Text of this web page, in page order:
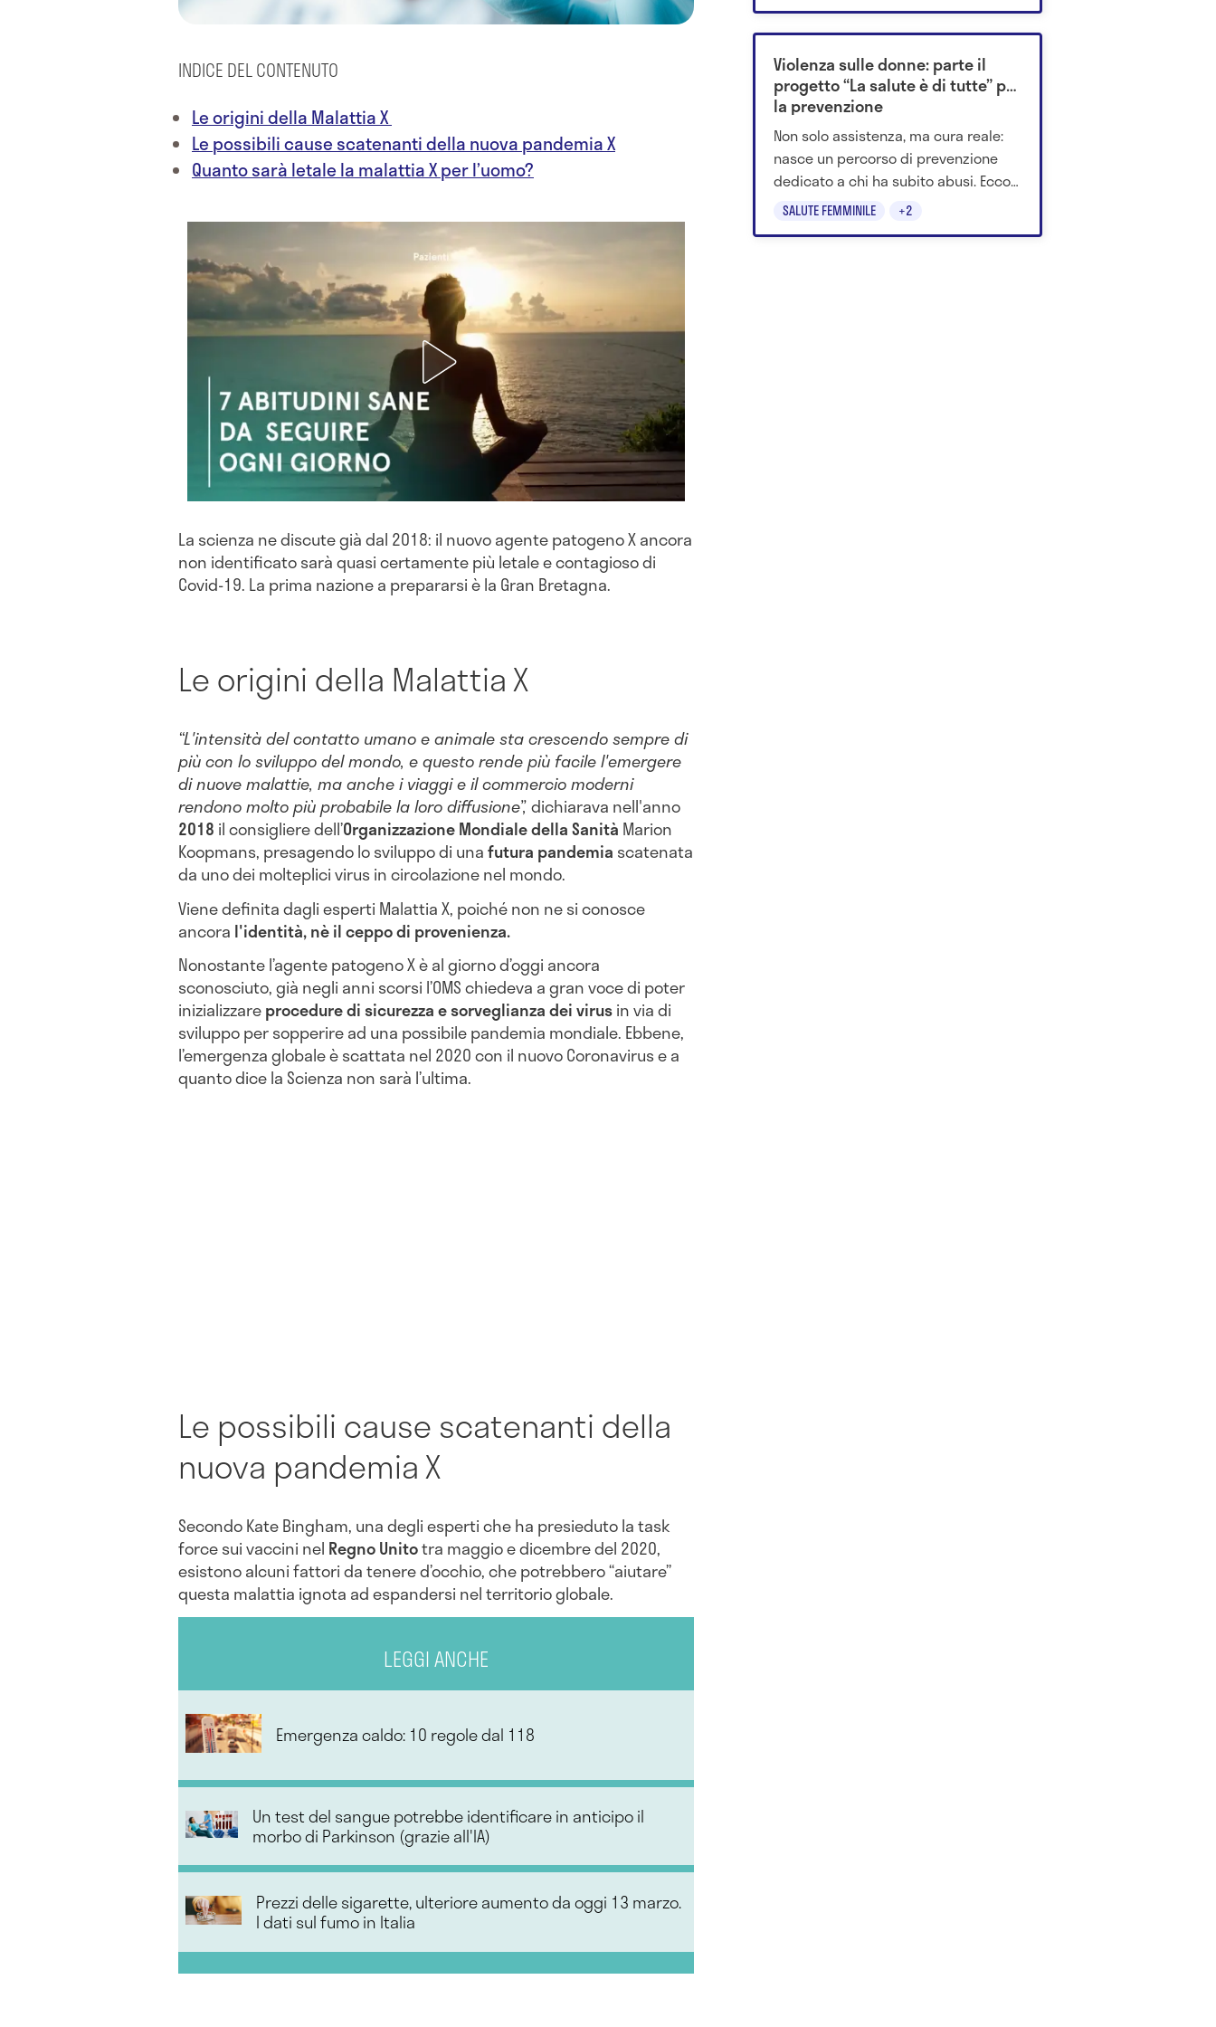
INDICE DEL CONTENUTO
Le origini della Malattia X
Le possibili cause scatenanti della nuova pandemia X
Quanto sarà letale la malattia X per l’uomo?
La scienza ne discute già dal 2018: il nuovo agente patogeno X ancora
non identificato sarà quasi certamente più letale e contagioso di
Covid-19. La prima nazione a prepararsi è la Gran Bretagna.
Le origini della Malattia X
“L'intensità del contatto umano e animale sta crescendo sempre di
più con lo sviluppo del mondo, e questo rende più facile l'emergere
di nuove malattie, ma anche i viaggi e il commercio moderni
rendono molto più probabile la loro diffusione”,dichiarava nell'anno
2018 il consigliere dell’Organizzazione Mondiale della Sanità Marion
Koopmans, presagendo lo sviluppo di unafutura pandemia scatenata
da uno dei molteplici virus in circolazione nel mondo.
Viene definita dagli esperti Malattia X, poiché non ne si conosce
ancora l'identità, nè il ceppo di provenienza.
Nonostante l’agente patogeno X è al giorno d’oggi ancora
sconosciuto, già negli anni scorsi l’OMS chiedeva a gran voce di poter
inizializzareprocedure di sicurezza e sorveglianza dei virusin via di
sviluppo per sopperire ad una possibile pandemia mondiale. Ebbene,
l’emergenza globale è scattata nel 2020 con il nuovo Coronavirus e a
quanto dice la Scienza non sarà l’ultima.
Le possibili cause scatenanti della
nuova pandemia X
Secondo Kate Bingham, una degli esperti che ha presieduto la task
force sui vaccini nel Regno Unitotra maggio e dicembre del 2020,
esistono alcuni fattori da tenere d’occhio, che potrebbero “aiutare”
questa malattia ignota ad espandersi nel territorio globale.
LEGGI ANCHE
Emergenza caldo: 10 regole dal 118
Un test del sangue potrebbe identificare in anticipo il
morbo di Parkinson (grazie all'IA)
Prezzi delle sigarette, ulteriore aumento da oggi 13 marzo.
I dati sul fumo in Italia
SALUTE FEMMINILE +2
Violenza sulle donne: parte il
progetto “La salute è di tutte” per
la prevenzione
Non solo assistenza, ma cura reale:
nasce un percorso di prevenzione
dedicato a chi ha subito abusi. Ecco
come il progetto “La salute è di tutte”